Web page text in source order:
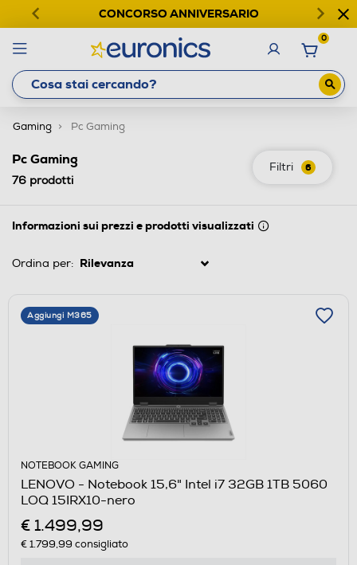
CONCORSO ANNIVERSARIO
0
Gaming Pc Gaming
Filtri 6
Pc Gaming
76 prodotti
Informazioni sui prezzi e prodotti visualizzati
Ordina per:
Aggiungi M365
NOTEBOOK GAMING
LENOVO - Notebook 15,6" Intel i7 32GB 1TB 5060
LOQ 15IRX10-nero
€ 1.499,99
€ 1.799,99 consigliato